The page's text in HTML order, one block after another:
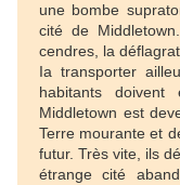
une bombe
cité de
cendres, la
Ia transporter
habitants
Middletown est
Terre mourante et
futur. Très vite, ils
étrange cité